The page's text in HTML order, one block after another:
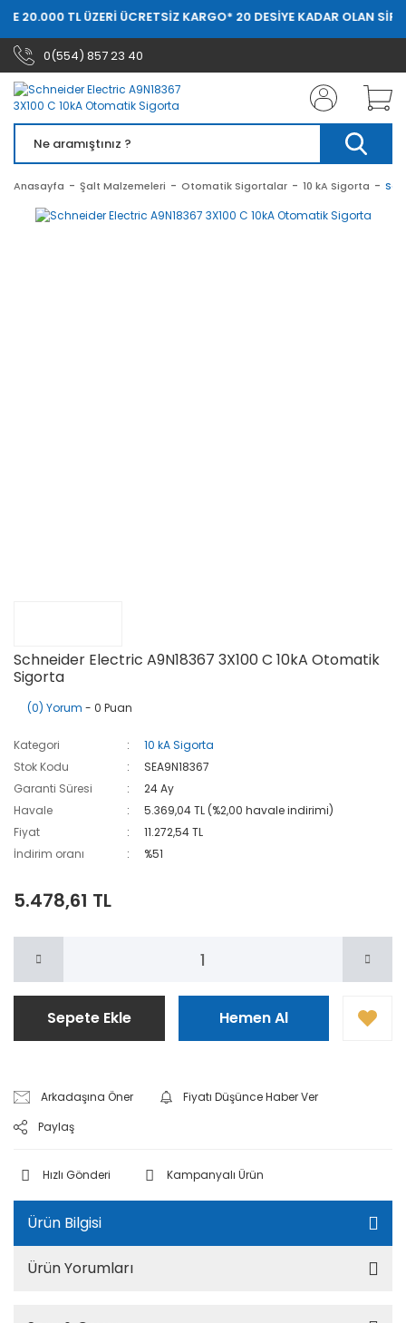
20.000 TL ÜZERİ ÜCRETSİZ KARGO* 20 DESİYE KADAR OLAN
0(554) 857 23 40
Anasayfa Şalt Malzemeleri Otomatik Sigortalar 10 kA Sigorta
Schneider Electric A9N18367 3X100 C 10kA Otomatik
Sigorta
(0) Yorum - 0 Puan
Kategori
10 kA Sigorta
Stok Kodu
SEA9N18367
Garanti Süresi
24 Ay
Havale
5.369,04 TL (%2,00 havale indirimi)
Fiyat
11.272,54 TL
İndirim oranı
%51
5.478,61 TL
Sepete Ekle Hemen Al
Arkadaşına Öner
Fiyatı Düşünce Haber Ver
Paylaş
Hızlı Gönderi Kampanyalı Ürün
Ürün Bilgisi
Ürün Yorumları